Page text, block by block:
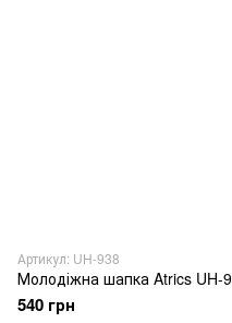
Артикул: UH-938
Молодіжна шапка Atrics UH-
540 грн